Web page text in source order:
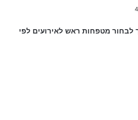
לבחור מטפחות ראש לאירועים לפי